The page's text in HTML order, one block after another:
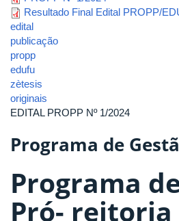
Resultado Final Edital PROPP/
edital
publicação
propp
edufu
zètesis
originais
EDITAL PROPP Nº 1/2024
Programa de
Programa
Pró- reitoria